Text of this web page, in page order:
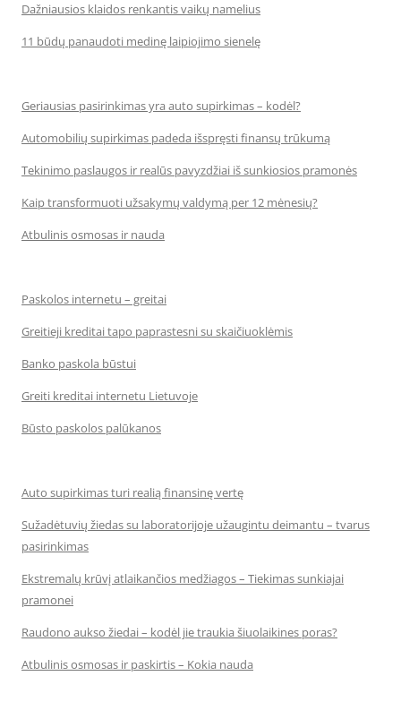
Dažniausios klaidos renkantis vaikų namelius
11 būdų panaudoti medinę laipiojimo sienelę
Geriausias pasirinkimas yra auto supirkimas – kodėl?
Automobilių supirkimas padeda išspręsti finansų trūkumą
Tekinimo paslaugos ir realūs pavyzdžiai iš sunkiosios pramonės
Kaip transformuoti užsakymų valdymą per 12 mėnesių?
Atbulinis osmosas ir nauda
Paskolos internetu – greitai
Greitieji kreditai tapo paprastesni su skaičiuoklėmis
Banko paskola būstui
Greiti kreditai internetu Lietuvoje
Būsto paskolos palūkanos
Auto supirkimas turi realią finansinę vertę
Sužadėtuvių žiedas su laboratorijoje užaugintu deimantu – tvarus
pasirinkimas
Ekstremalų krūvį atlaikančios medžiagos – Tiekimas sunkiajai
pramonei
Raudono aukso žiedai – kodėl jie traukia šiuolaikines poras?
Atbulinis osmosas ir paskirtis – Kokia nauda